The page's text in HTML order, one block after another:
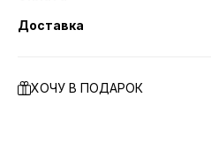
Доставка
ХОЧУ В ПОДАРОК